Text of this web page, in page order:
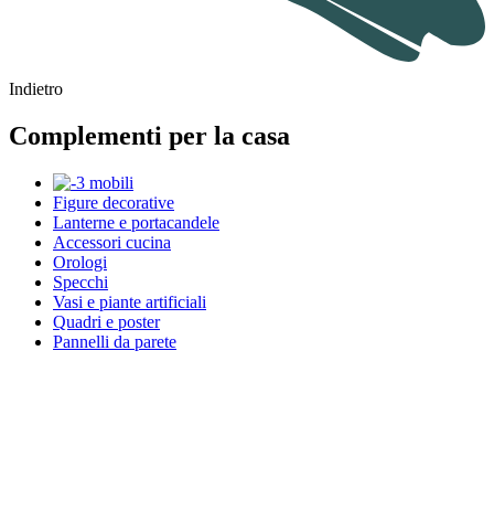
Indietro
Complementi per la casa
Figure decorative
Lanterne e portacandele
Accessori cucina
Orologi
Specchi
Vasi e piante artificiali
Quadri e poster
Pannelli da parete